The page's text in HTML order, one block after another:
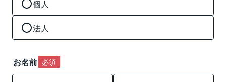
個人
法人
お名前 必須